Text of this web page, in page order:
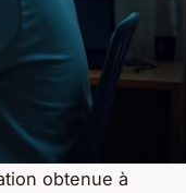
obtenue à